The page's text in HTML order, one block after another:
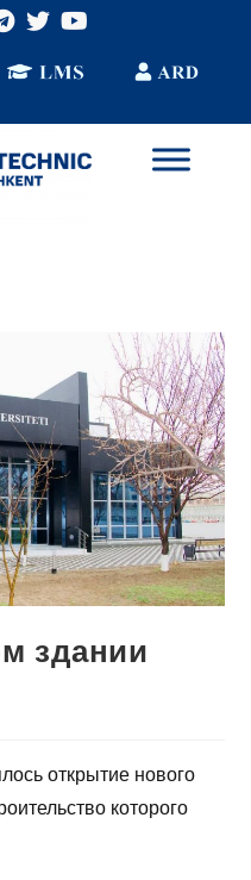
здании
открытие нового
которого